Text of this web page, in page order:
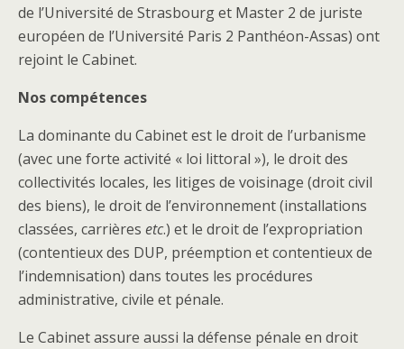
de l’Université de Strasbourg et Master 2 de juriste
européen de l’Université Paris 2 Panthéon-Assas) ont
rejoint le Cabinet.
Nos compétences
La dominante du Cabinet est le droit de l’urbanisme
(avec une forte activité « loi littoral »), le droit des
collectivités locales, les litiges de voisinage (droit civil
des biens), le droit de l’environnement (installations
classées, carrières etc.) et le droit de l’expropriation
(contentieux des DUP, préemption et contentieux de
l’indemnisation) dans toutes les procédures
administrative, civile et pénale.
Le Cabinet assure aussi la défense pénale en droit